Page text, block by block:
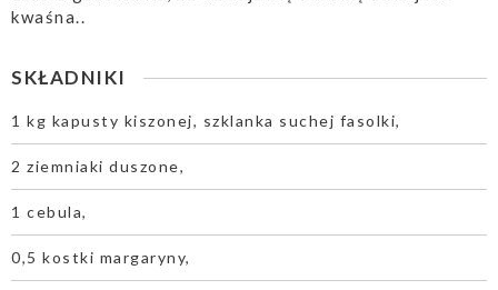
kwaśna..
SKŁADNIKI
1 kg kapusty kiszonej, szklanka suchej fasolki,
2 ziemniaki duszone,
1 cebula,
0,5 kostki margaryny,